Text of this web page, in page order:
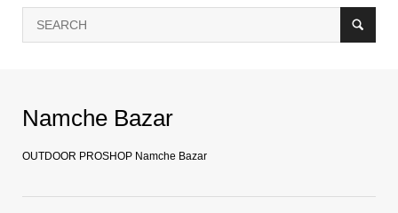
Namche Bazar
OUTDOOR PROSHOP Namche Bazar